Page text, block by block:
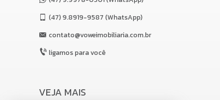
(47)9.8919-9587 (WhatsApp)
contato@voweimobiliaria.com.br
ligamos para você
VEJA MAIS